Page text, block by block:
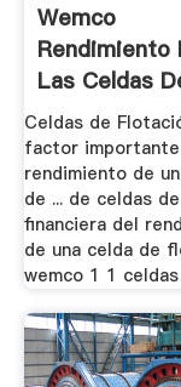
Wemco
Rendimiento
Las Celdas
Flotacion .
Celdas de
factor
rendimiento de
de ... de celdas de
financiera del
de una celda de
wemco 1 1 celdas